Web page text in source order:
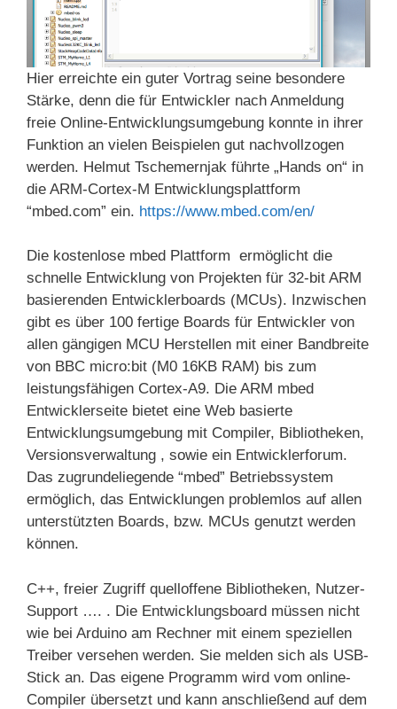
Hier erreichte ein guter Vortrag seine besondere
Stärke, denn die für Entwickler nach Anmeldung
freie Online-Entwicklungsumgebung konnte in ihrer
Funktion an vielen Beispielen gut nachvollzogen
werden. Helmut Tschemernjak führte „Hands on“ in
die ARM-Cortex-M Entwicklungsplattform
“mbed.com” ein. https://www.mbed.com/en/
Die kostenlose mbed Plattform ermöglicht die
schnelle Entwicklung von Projekten für 32-bit ARM
basierenden Entwicklerboards (MCUs). Inzwischen
gibt es über 100 fertige Boards für Entwickler von
allen gängigen MCU Herstellen mit einer Bandbreite
von BBC micro:bit (M0 16KB RAM) bis zum
leistungsfähigen Cortex-A9. Die ARM mbed
Entwicklerseite bietet eine Web basierte
Entwicklungsumgebung mit Compiler, Bibliotheken,
Versionsverwaltung , sowie ein Entwicklerforum.
Das zugrundeliegende “mbed” Betriebssystem
ermöglich, das Entwicklungen problemlos auf allen
unterstützten Boards, bzw. MCUs genutzt werden
können.
C++, freier Zugriff quelloffene Bibliotheken, Nutzer-
Support …. . Die Entwicklungsboard müssen nicht
wie bei Arduino am Rechner mit einem speziellen
Treiber versehen werden. Sie melden sich als USB-
Stick an. Das eigene Programm wird vom online-
Compiler übersetzt und kann anschließend auf dem